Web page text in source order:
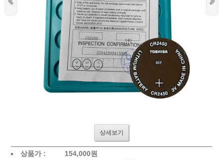
상세보기
상품가 : 154,000원